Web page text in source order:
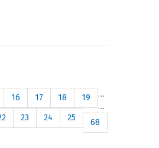
…
16 17 18
19
23 24 25
…
68